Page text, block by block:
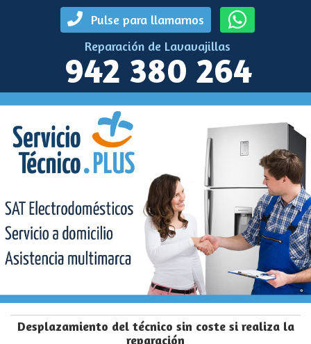
Pulse para llamarnos
Reparación de Lavavajillas
942 380 264
Desplazamiento del técnico sin coste si realiza la
reparación